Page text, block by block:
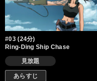
#03 (24分)
Ring-Ding Ship Chase
見放題
あらすじ